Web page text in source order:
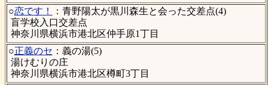
○恋です！
：青野陽太が黒川森生と会った交差点(4)
盲学校入口交差点
神奈川県横浜市港北区仲手原1丁目
○正義のセ ：義の湯(5)
湯けむりの庄
神奈川県横浜市港北区樽町3丁目